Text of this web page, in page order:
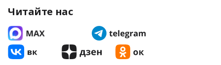
Читайте нас